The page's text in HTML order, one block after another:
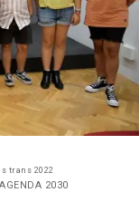
trans 2022
2030